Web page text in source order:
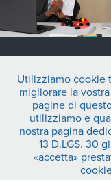
STEFANO
CREATIVITY
COD.SDI -
Utilizziamo cookie
migliorare la
pagine di
utilizziamo e
nostra pagina
13 D.LGS. 30
«accetta»